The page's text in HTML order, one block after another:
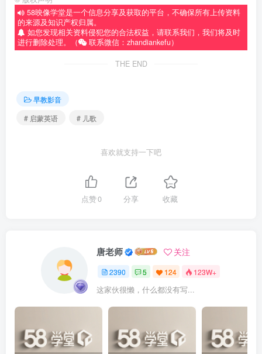
58映像学堂是一个信息分享及获取的平台，不确保所有上传资料
的来源及知识产权归属。
如您发现相关资料侵犯您的合法权益，请联系我们，我们将及时
进行删除处理。（
联系微信：zhandiankefu）
THE END
早教影音
# 启蒙英语
# 儿歌
喜欢就支持一下吧
点赞0 分享 收藏
唐老师 关注
2390 5 124 123W+
这家伙很懒，什么都没有写...